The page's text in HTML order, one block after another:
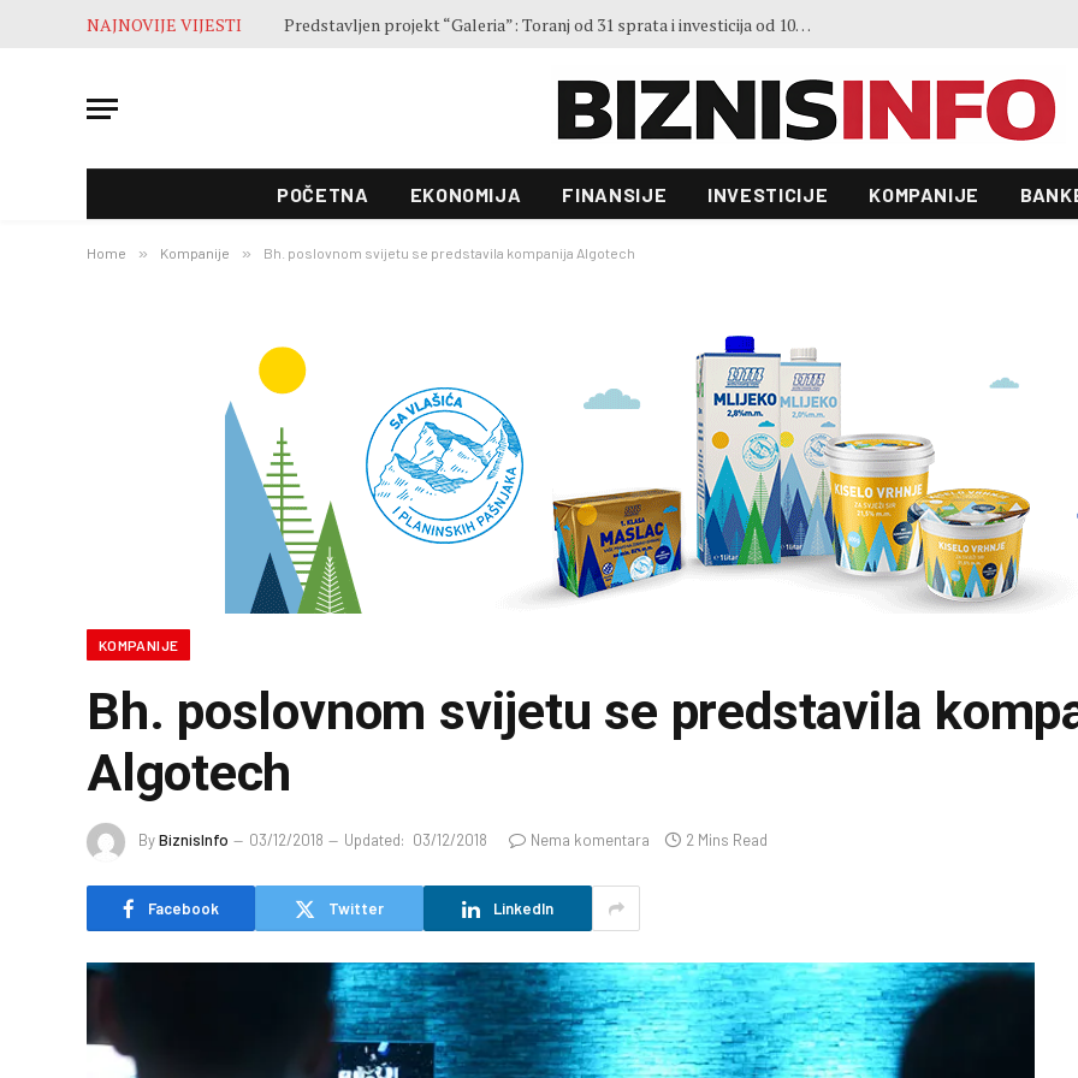
NAJNOVIJE VIJESTI Završne pripreme pred otvaranje 53. Sajma šljive u Gradačcu
POČETNA EKONOMIJA FINANSIJE INVESTICIJE KOMPANIJE
Home » Kompanije » Bh. poslovnom svijetu se predstavila kompanija Algotech
KOMPANIJE
Bh. poslovnom svijetu se predstavila
Algotech
ByBiznisInfo 03/12/2018 Updated: 03/12/2018 Nema komentara 2 Mins Read
Facebook Twitter LinkedIn